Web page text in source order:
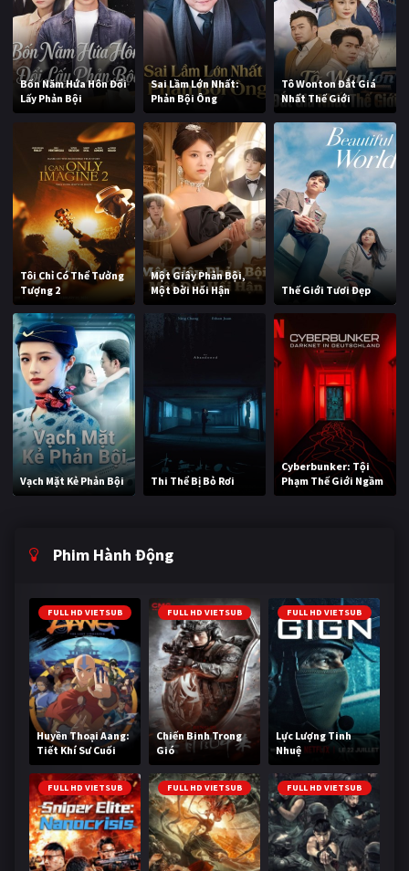
Bốn Năm Hứa Hôn Đổi
Lấy Phản Bội
Sai Lầm Lớn Nhất:
Phản Bội Ông
Tô Wonton Đắt Giá
Nhất Thế Giới
Tôi Chỉ Có Thể Tưởng
Tượng 2
Một Giây Phản Bội,
Một Đời Hối Hận
Thế Giới Tươi Đẹp
Vạch Mặt Kẻ Phản Bội Thi Thể Bị Bỏ Rơi
Cyberbunker: Tội
Phạm Thế Giới Ngầm
Phim Hành Động
FULL HD VIETSUB
Huyền Thoại Aang:
Tiết Khí Sư Cuối
Cùng
FULL HD VIETSUB
Chiến Binh Trong
Gió
FULL HD VIETSUB
Lực Lượng Tinh
Nhuệ
FULL HD VIETSUB FULL HD VIETSUB FULL HD VIETSUB